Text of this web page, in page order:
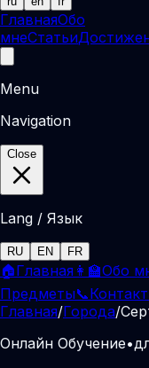
ГлавнаяОбо
мнеСтатьи
Menu
Navigation
Close
Lang / Язык
RU EN FR
🏠Главная 👩‍🏫Обо
Предметы📞
Главная/Города/
Онлайн Обучение•